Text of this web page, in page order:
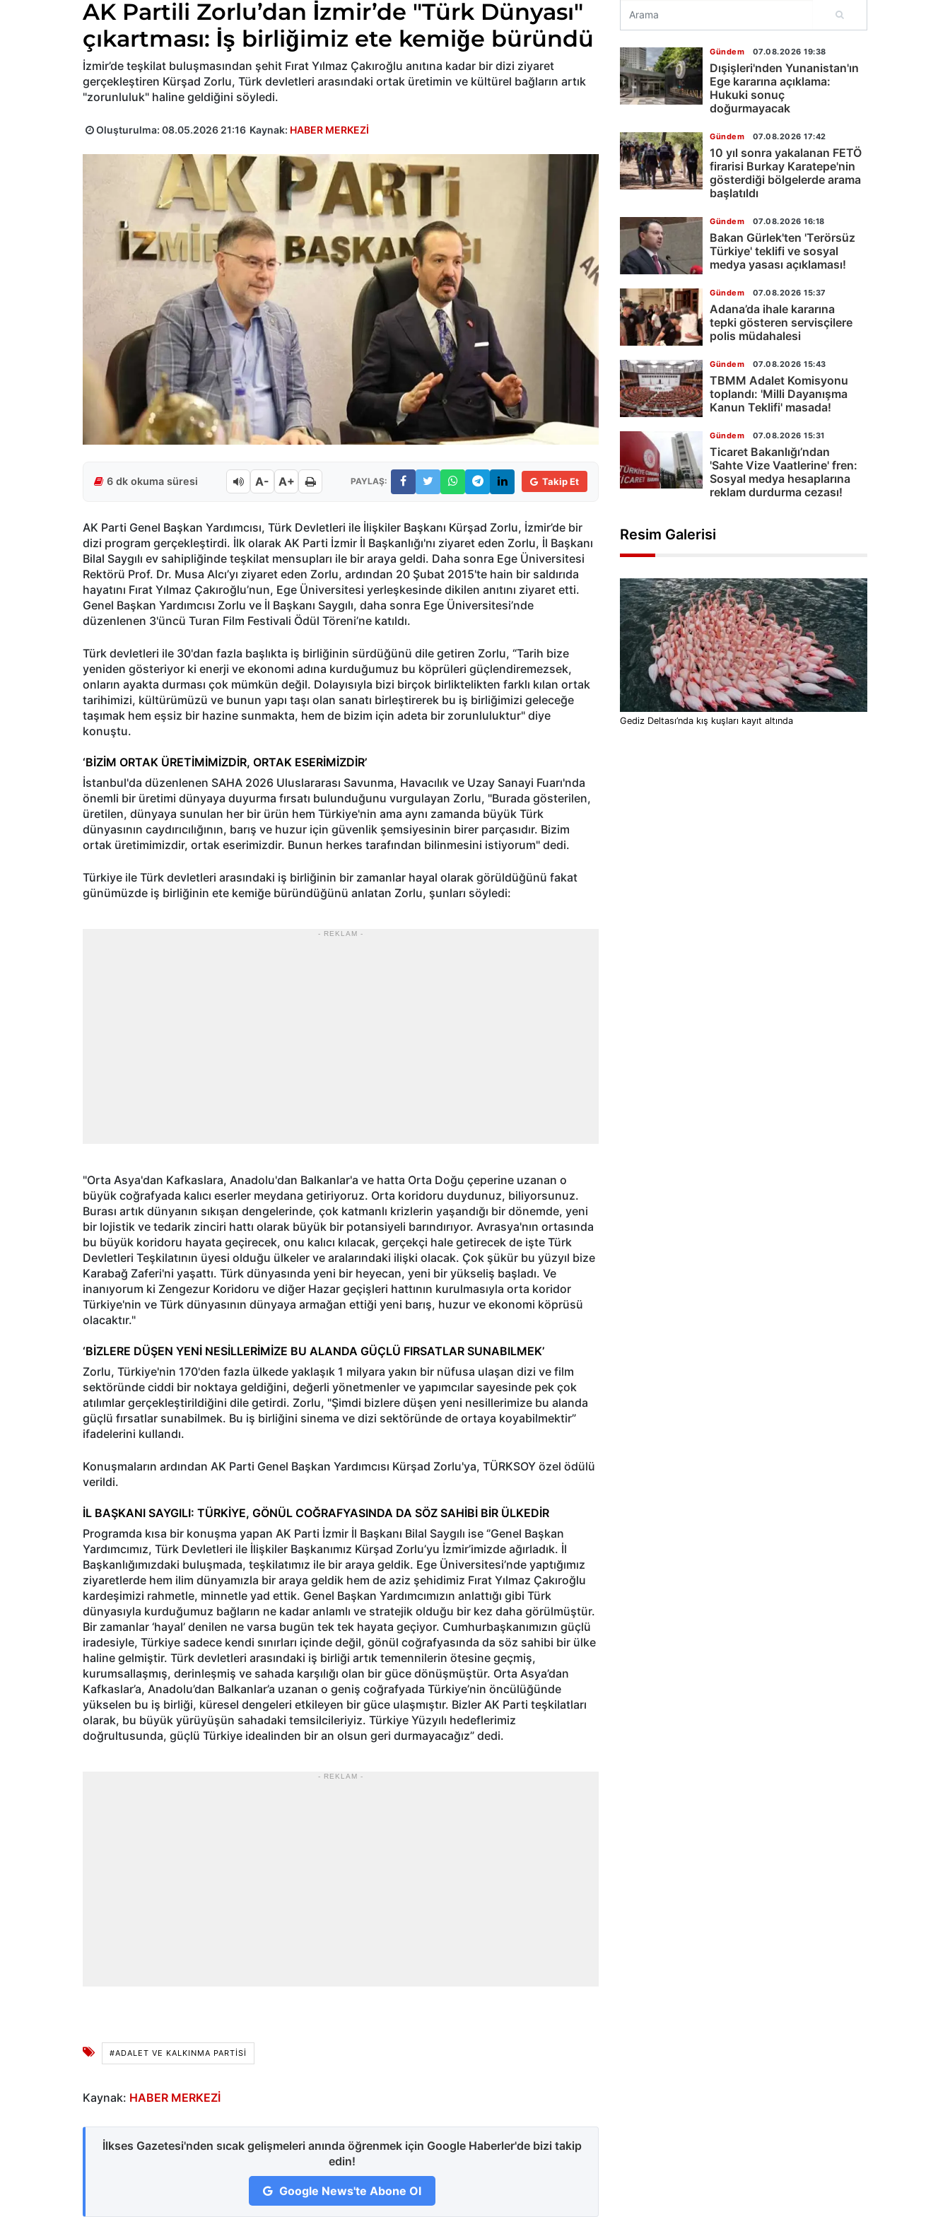
AK Partili Zorlu’dan İzmir’de "Türk Dünyası"
çıkartması: İş birliğimiz ete kemiğe büründü
İzmir’de teşkilat buluşmasından şehit Fırat Yılmaz Çakıroğlu anıtına kadar bir dizi ziyaret
gerçekleştiren Kürşad Zorlu, Türk devletleri arasındaki ortak üretimin ve kültürel bağların artık
"zorunluluk" haline geldiğini söyledi.
Oluşturulma: 08.05.2026 21:16 Kaynak: HABER MERKEZİ
6 dk okuma süresi A- A+ PAYLAŞ: Takip Et
AK Parti Genel Başkan Yardımcısı, Türk Devletleri ile İlişkiler Başkanı Kürşad Zorlu, İzmir’de bir
dizi program gerçekleştirdi. İlk olarak AK Parti İzmir İl Başkanlığı'nı ziyaret eden Zorlu, İl Başkanı
Bilal Saygılı ev sahipliğinde teşkilat mensupları ile bir araya geldi. Daha sonra Ege Üniversitesi
Rektörü Prof. Dr. Musa Alcı’yı ziyaret eden Zorlu, ardından 20 Şubat 2015'te hain bir saldırıda
hayatını Fırat Yılmaz Çakıroğlu’nun, Ege Üniversitesi yerleşkesinde dikilen anıtını ziyaret etti.
Genel Başkan Yardımcısı Zorlu ve İl Başkanı Saygılı, daha sonra Ege Üniversitesi’nde
düzenlenen 3'üncü Turan Film Festivali Ödül Töreni’ne katıldı.
Türk devletleri ile 30'dan fazla başlıkta iş birliğinin sürdüğünü dile getiren Zorlu, “Tarih bize
yeniden gösteriyor ki enerji ve ekonomi adına kurduğumuz bu köprüleri güçlendiremezsek,
onların ayakta durması çok mümkün değil. Dolayısıyla bizi birçok birliktelikten farklı kılan ortak
tarihimizi, kültürümüzü ve bunun yapı taşı olan sanatı birleştirerek bu iş birliğimizi geleceğe
taşımak hem eşsiz bir hazine sunmakta, hem de bizim için adeta bir zorunluluktur" diye
konuştu.
‘BİZİM ORTAK ÜRETİMİMİZDİR, ORTAK ESERİMİZDİR’
İstanbul'da düzenlenen SAHA 2026 Uluslararası Savunma, Havacılık ve Uzay Sanayi Fuarı'nda
önemli bir üretimi dünyaya duyurma fırsatı bulunduğunu vurgulayan Zorlu, "Burada gösterilen,
üretilen, dünyaya sunulan her bir ürün hem Türkiye'nin ama aynı zamanda büyük Türk
dünyasının caydırıcılığının, barış ve huzur için güvenlik şemsiyesinin birer parçasıdır. Bizim
ortak üretimimizdir, ortak eserimizdir. Bunun herkes tarafından bilinmesini istiyorum" dedi.
Türkiye ile Türk devletleri arasındaki iş birliğinin bir zamanlar hayal olarak görüldüğünü fakat
günümüzde iş birliğinin ete kemiğe büründüğünü anlatan Zorlu, şunları söyledi:
- REKLAM -
"Orta Asya'dan Kafkaslara, Anadolu'dan Balkanlar'a ve hatta Orta Doğu çeperine uzanan o
büyük coğrafyada kalıcı eserler meydana getiriyoruz. Orta koridoru duydunuz, biliyorsunuz.
Burası artık dünyanın sıkışan dengelerinde, çok katmanlı krizlerin yaşandığı bir dönemde, yeni
bir lojistik ve tedarik zinciri hattı olarak büyük bir potansiyeli barındırıyor. Avrasya'nın ortasında
bu büyük koridoru hayata geçirecek, onu kalıcı kılacak, gerçekçi hale getirecek de işte Türk
Devletleri Teşkilatının üyesi olduğu ülkeler ve aralarındaki ilişki olacak. Çok şükür bu yüzyıl bize
Karabağ Zaferi'ni yaşattı. Türk dünyasında yeni bir heyecan, yeni bir yükseliş başladı. Ve
inanıyorum ki Zengezur Koridoru ve diğer Hazar geçişleri hattının kurulmasıyla orta koridor
Türkiye'nin ve Türk dünyasının dünyaya armağan ettiği yeni barış, huzur ve ekonomi köprüsü
olacaktır."
‘BİZLERE DÜŞEN YENİ NESİLLERİMİZE BU ALANDA GÜÇLÜ FIRSATLAR SUNABILMEK’
Zorlu, Türkiye'nin 170'den fazla ülkede yaklaşık 1 milyara yakın bir nüfusa ulaşan dizi ve film
sektöründe ciddi bir noktaya geldiğini, değerli yönetmenler ve yapımcılar sayesinde pek çok
atılımlar gerçekleştirildiğini dile getirdi. Zorlu, "Şimdi bizlere düşen yeni nesillerimize bu alanda
güçlü fırsatlar sunabilmek. Bu iş birliğini sinema ve dizi sektöründe de ortaya koyabilmektir”
ifadelerini kullandı.
Konuşmaların ardından AK Parti Genel Başkan Yardımcısı Kürşad Zorlu'ya, TÜRKSOY özel ödülü
verildi.
İL BAŞKANI SAYGILI: TÜRKİYE, GÖNÜL COĞRAFYASINDA DA SÖZ SAHİBİ BİR ÜLKEDİR
Programda kısa bir konuşma yapan AK Parti İzmir İl Başkanı Bilal Saygılı ise ‘’Genel Başkan
Yardımcımız, Türk Devletleri ile İlişkiler Başkanımız Kürşad Zorlu’yu İzmir’imizde ağırladık. İl
Başkanlığımızdaki buluşmada, teşkilatımız ile bir araya geldik. Ege Üniversitesi’nde yaptığımız
ziyaretlerde hem ilim dünyamızla bir araya geldik hem de aziz şehidimiz Fırat Yılmaz Çakıroğlu
kardeşimizi rahmetle, minnetle yad ettik. Genel Başkan Yardımcımızın anlattığı gibi Türk
dünyasıyla kurduğumuz bağların ne kadar anlamlı ve stratejik olduğu bir kez daha görülmüştür.
Bir zamanlar ‘hayal’ denilen ne varsa bugün tek tek hayata geçiyor. Cumhurbaşkanımızın güçlü
iradesiyle, Türkiye sadece kendi sınırları içinde değil, gönül coğrafyasında da söz sahibi bir ülke
haline gelmiştir. Türk devletleri arasındaki iş birliği artık temennilerin ötesine geçmiş,
kurumsallaşmış, derinleşmiş ve sahada karşılığı olan bir güce dönüşmüştür. Orta Asya’dan
Kafkaslar’a, Anadolu’dan Balkanlar’a uzanan o geniş coğrafyada Türkiye’nin öncülüğünde
yükselen bu iş birliği, küresel dengeleri etkileyen bir güce ulaşmıştır. Bizler AK Parti teşkilatları
olarak, bu büyük yürüyüşün sahadaki temsilcileriyiz. Türkiye Yüzyılı hedeflerimiz
doğrultusunda, güçlü Türkiye idealinden bir an olsun geri durmayacağız” dedi.
- REKLAM -
#ADALET VE KALKINMA PARTISI
Kaynak: HABER MERKEZİ
İlkses Gazetesi'nden sıcak gelişmeleri anında öğrenmek için Google Haberler'de bizi takip
edin!
Google News'te Abone Ol
Gündem 07.08.2026 19:38
Dışişleri'nden Yunanistan'ın
Ege kararına açıklama:
Hukuki sonuç
doğurmayacak
Gündem 07.08.2026 17:42
10 yıl sonra yakalanan FETÖ
firarisi Burkay Karatepe'nin
gösterdiği bölgelerde arama
başlatıldı
Gündem 07.08.2026 16:18
Bakan Gürlek'ten 'Terörsüz
Türkiye' teklifi ve sosyal
medya yasası açıklaması!
Gündem 07.08.2026 15:37
Adana’da ihale kararına
tepki gösteren servisçilere
polis müdahalesi
Gündem 07.08.2026 15:43
TBMM Adalet Komisyonu
toplandı: 'Milli Dayanışma
Kanun Teklifi' masada!
Gündem 07.08.2026 15:31
Ticaret Bakanlığı’ndan
'Sahte Vize Vaatlerine' fren:
Sosyal medya hesaplarına
reklam durdurma cezası!
Resim Galerisi
Gediz Deltası’nda kış kuşları kayıt altında